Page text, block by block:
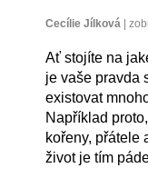
Cecílie Jílková
Ať stojíte na
je vaše pravda
existovat
Například
kořeny, přátele
život je tím